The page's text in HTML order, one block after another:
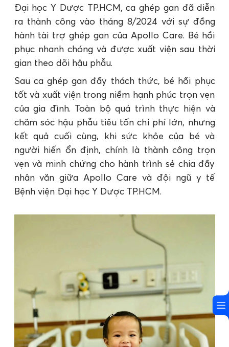
Đại học Y Dược TP.HCM, ca ghép gan đã diễn
ra thành công vào tháng 8/2024 với sự đồng
hành tài trợ ghép gan của Apollo Care. Bé hồi
phục nhanh chóng và được xuất viện sau thời
gian theo dõi hậu phẫu.
Sau ca ghép gan đầy thách thức, bé hồi phục
tốt và xuất viện trong niềm hạnh phúc trọn vẹn
của gia đình. Toàn bộ quá trình thực hiện và
chăm sóc hậu phẫu tiêu tốn chi phí lớn, nhưng
kết quả cuối cùng, khi sức khỏe của bé và
người hiến ổn định, chính là thành công trọn
vẹn và minh chứng cho hành trình sẻ chia đầy
nhân văn giữa Apollo Care và đội ngũ y tế
Bệnh viện Đại học Y Dược TP.HCM.